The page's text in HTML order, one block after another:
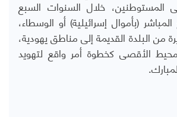
المستوطنين، خلال السنوات السبع
المباشر (بأموال إسرائيلية) أو الوسطاء،
من البلدة القديمة إلى مناطق يهودية،
الأقصى كخطوة أمر واقع لتهويد